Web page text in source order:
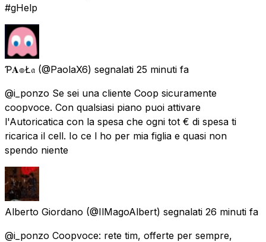
#gHelp
Ƥ𝐀๏Ł𝔞 (@PaolaX6) segnalati 25 minuti fa
@i_ponzo Se sei una cliente Coop sicuramente
coopvoce. Con qualsiasi piano puoi attivare
l'Autoricatica con la spesa che ogni tot € di spesa ti
ricarica il cell. Io ce l ho per mia figlia e quasi non
spendo niente
Alberto Giordano (@IlMagoAlbert) segnalati 26 minuti fa
@i_ponzo Coopvoce: rete tim, offerte per sempre,